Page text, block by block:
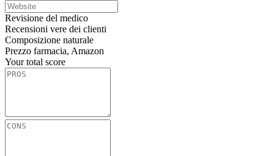
Revisione del medico
Recensioni vere dei clienti
Composizione naturale
Prezzo farmacia, Amazon
Your total score